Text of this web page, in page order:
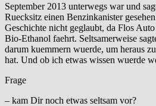
September 2013 unterwegs war und
Ruecksitz einen Benzinkanister
Geschichte nicht geglaubt, da Flos
Bio-Ethanol faehrt. Seltsamerweise
darum kuemmern wuerde, um heraus
hat. Und ob ich etwas wissen wuerde
Frage
– kam Dir noch etwas seltsam vor?